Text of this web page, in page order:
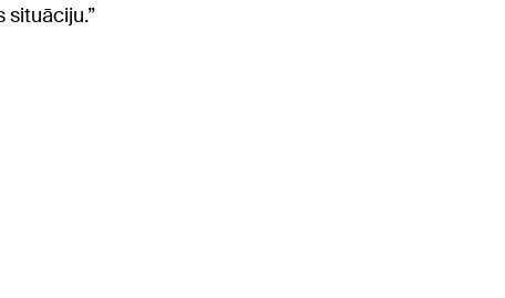
situāciju.”